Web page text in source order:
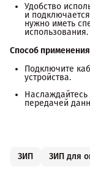
Удобство
и
нужно иметь
использования.
Способ
Подключите
устройства.
Наслаждайтесь
передачей
ЗИП ЗИП для